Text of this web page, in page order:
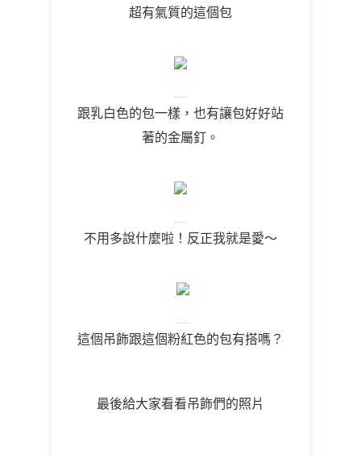
超有氣質的這個包
跟乳白色的包一樣，也有讓包好好站
著的金屬釘。
不用多說什麼啦！反正我就是愛～
這個吊飾跟這個粉紅色的包有搭嗎？
最後給大家看看吊飾們的照片